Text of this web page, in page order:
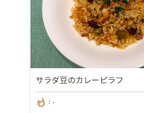
サラダ豆のカレーピラフ
whatshot ：-